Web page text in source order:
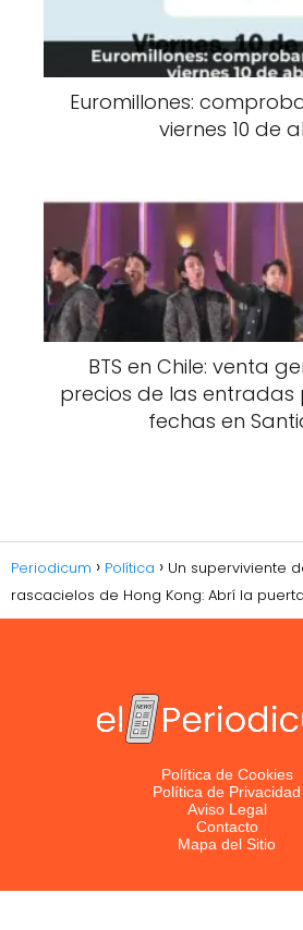
Euromillones:
viernes 10 de
BTS en Chile: venta
precios de las entradas
fechas en
Periodicum Política
Un superviviente
rascacielos de Hong Kong: Abrí la
Política de Cookies
Política de Privacidad
Aviso Legal
Contacto
Mapa del Sitio